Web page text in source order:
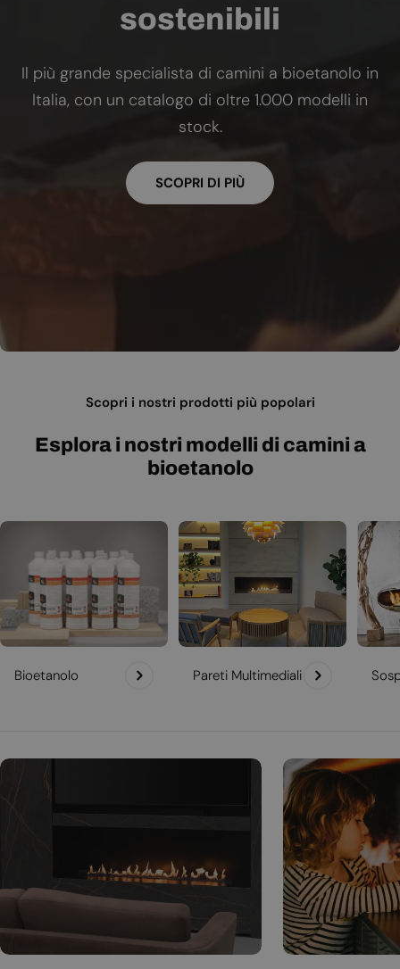
sostenibili
Il più grande specialista di camini a bioetanolo in
Italia, con un catalogo di oltre 1.000 modelli in
stock.
SCOPRI DI PIÙ
Scopri i nostri prodotti più popolari
Esplora i nostri modelli di camini a
bioetanolo
Bioetanolo Pareti Multimediali